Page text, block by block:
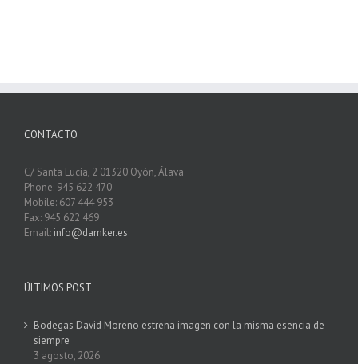
CONTACTO
C/ Santa Lucía, 2 01320 Oyón, Álava
Phone: 945 622 470
Mobile: 607 444 953
Fax: 945 622 469
Email: info@damker.es
ÚLTIMOS POST
Bodegas David Moreno estrena imagen con la misma esencia de
siempre
3 agosto, 2026